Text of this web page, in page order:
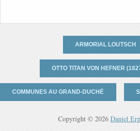
ARMORIAL LOUTSCH
OTTO TITAN VON HEFNER
COMMUNES AU GRAND-DUCHÉ
Copyright © 2026 Daniel